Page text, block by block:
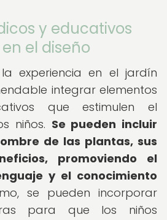
y educativos
el diseño
experiencia en el jardín
integrar elementos
que estimulen el
niños. Se pueden incluir
de las plantas, sus
promoviendo el
y el conocimiento
se pueden incorporar
para que los niños